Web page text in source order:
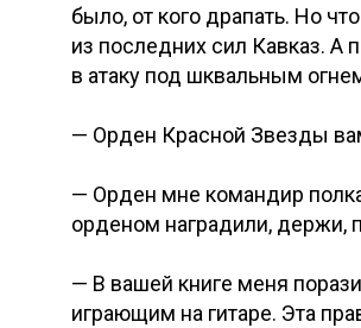
было, от кого драпать. Но
из последних сил Кавказ. А
в атаку под шквальным
— Орден Красной Звезды
— Орден мне командир полка
орденом наградили, держи,
— В вашей книге меня
играющим на гитаре. Эта